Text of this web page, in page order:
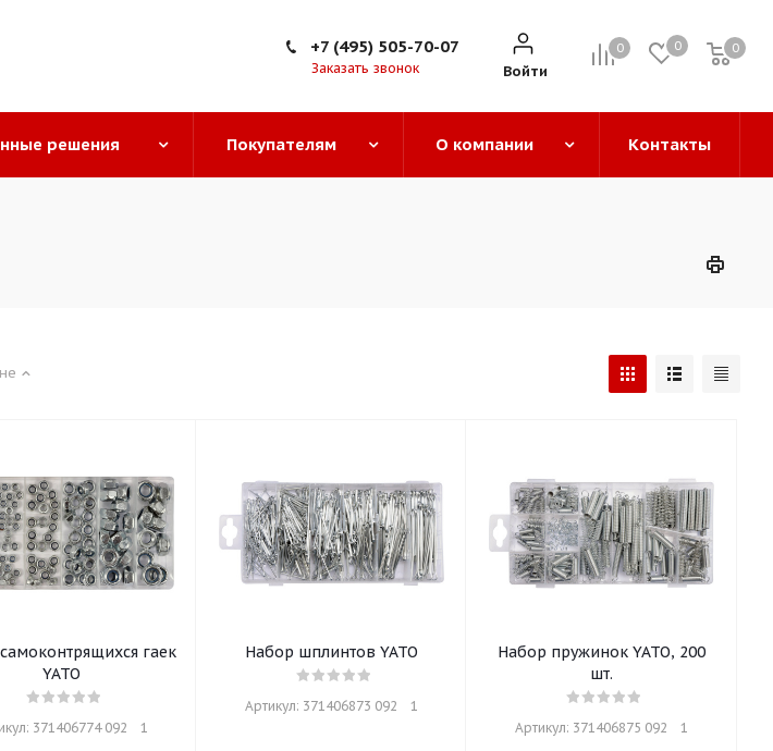
0 0 0
0
Войти
+7 (495) 505-70-07
Заказать звонок
решения Покупателям О компании Контакты
гаек
YATO
371406774 092    1
Набор шплинтов YATO
Артикул: 371406873 092    1
Набор пружинок YATO, 200
шт.
Артикул: 371406875 092    1